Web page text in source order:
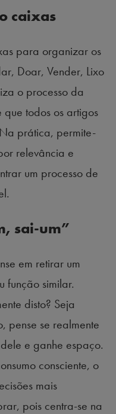
caixas
para organizar os
Doar, Vender, Lixo
o processo da
todos os artigos
prática, permite-
relevância e
um processo de
sai-um”
em retirar um
função similar.
disto? Seja
pense se realmente
e ganhe espaço.
consciente, o
mais
pois centra-se na